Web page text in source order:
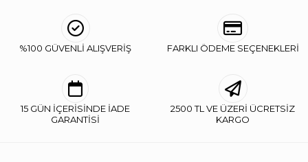
%100 GÜVENLİ ALIŞVERİŞ FARKLI ÖDEME SEÇENEKLERİ
15 GÜN İÇERİSİNDE İADE
GARANTİSİ
2500 TL VE ÜZERİ ÜCRETSİZ
KARGO